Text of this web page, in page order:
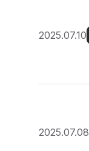
2025.07.10
2025.07.08